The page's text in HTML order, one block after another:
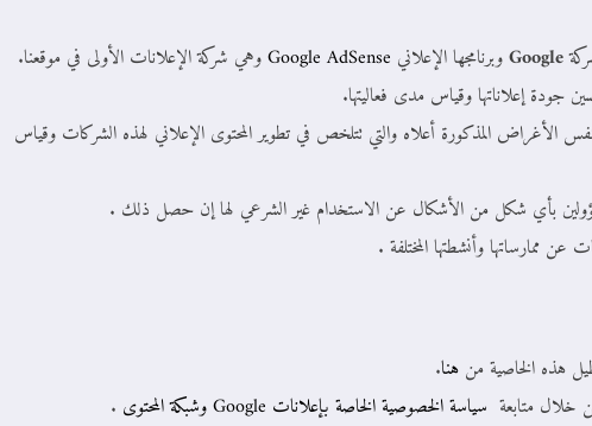
Googleوبرنامجها الإعلاني Google AdSenseوهي شركة الإعلانات الأولى في موقعنا.
جودة إعلاناتها وقياس مدى فعاليتها.
الأغراض المذكورة أعلاه والتي تتلخص في تطوير المحتوى الإعلاني لهذه الشركات وقياس
بأي شكل من الأشكال عن الاستخدام غير الشرعي لها إن حصل ذلك .
ممارساتها وأنشطتها المختلفة .
هذه الخاصية من هنا.
خلال متابعة سياسة الخصوصية الخاصة بإعلانات Google وشبكة المحتوى
.